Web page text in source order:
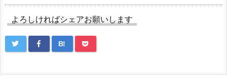
よろしければシェアお願いします
B!